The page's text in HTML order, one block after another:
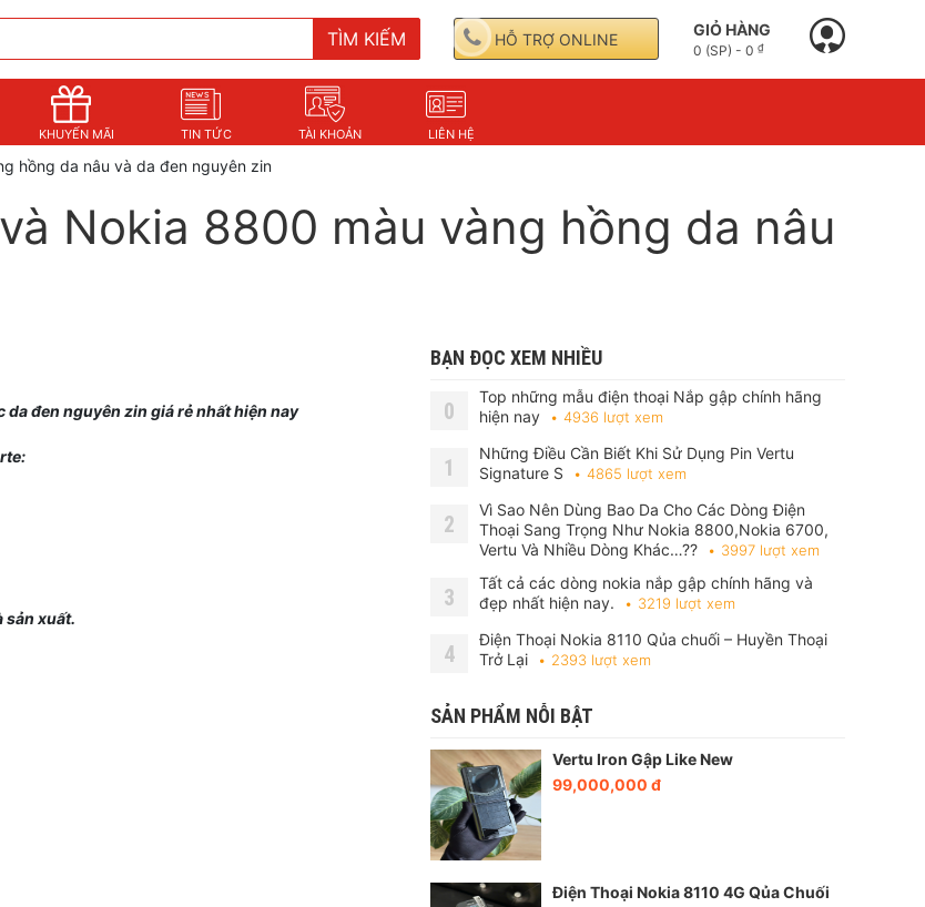
TÌM KIẾM HỖ TRỢ ONLINE GIỎ HÀNG
0 (SP) - 0 ₫
KHUYẾN MÃI TIN TỨC TÀI KHOẢN LIÊN HỆ
hồng da nâu và da đen nguyên zin
Nokia 8800 màu vàng hồng da nâu
da đen nguyên zin giá rẻ nhất hiện nay
sản xuất.
BẠN ĐỌC XEM NHIỀU
0
Top những mẫu điện thoại Nắp gập chính hãng
hiện nay
4936 lượt xem
1
Những Điều Cần Biết Khi Sử Dụng Pin Vertu
Signature S
4865 lượt xem
2
Vì Sao Nên Dùng Bao Da Cho Các Dòng Điện
Thoại Sang Trọng Như Nokia 8800,Nokia 6700,
Vertu Và Nhiều Dòng Khác…??
3997 lượt xem
3
Tất cả các dòng nokia nắp gập chính hãng và
đẹp nhất hiện nay.
3219 lượt xem
4
Điện Thoại Nokia 8110 Qủa chuối – Huyền Thoại
Trở Lại
2393 lượt xem
SẢN PHẨM NỖI BẬT
Vertu Iron Gập Like New
99,000,000 đ
Điện Thoại Nokia 8110 4G Qủa Chuối